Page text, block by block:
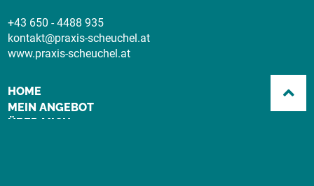
+43 650 - 4488 935
kontakt@praxis-scheuchel.at
www.praxis-scheuchel.at
HOME
MEIN ANGEBOT
ÜBER MICH